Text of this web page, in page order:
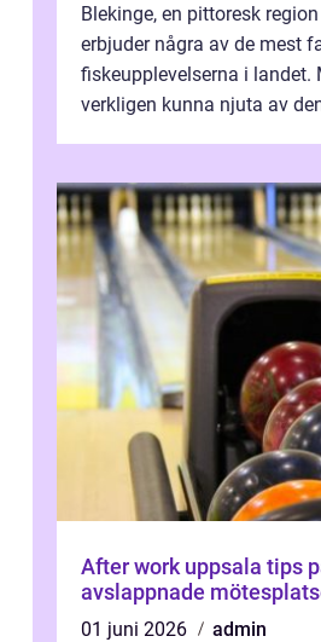
Blekinge, en pittoresk
erbjuder några av de mest
fiskeupplevelserna i landet.
verkligen kunna njuta av
After work uppsala tips på
avslappnade
01 juni 2026
admin